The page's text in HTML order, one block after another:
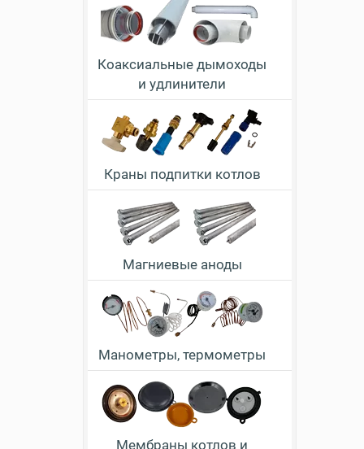
Коаксиальные дымоходы
и удлинители
Краны подпитки котлов
Магниевые аноды
Манометры, термометры
Мембраны котлов и